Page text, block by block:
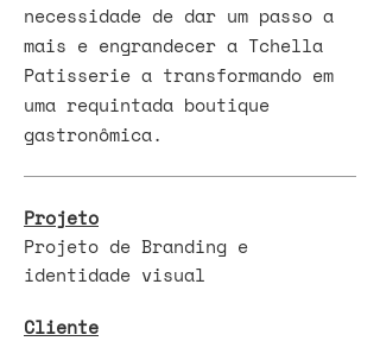
necessidade de dar um passo a
mais e engrandecer a Tchella
Patisserie a transformando em
uma requintada boutique
gastronômica.
Projeto
Projeto de Branding e
identidade visual
Cliente